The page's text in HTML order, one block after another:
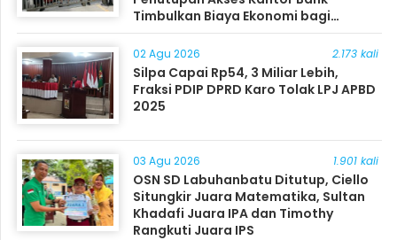
Timbulkan Biaya Ekonomi bagi
Masyarakat
02 Agu 2026 2.173 kali
Silpa Capai Rp54, 3 Miliar Lebih,
Fraksi PDIP DPRD Karo Tolak LPJ APBD
2025
03 Agu 2026 1.901 kali
OSN SD Labuhanbatu Ditutup, Ciello
Situngkir Juara Matematika, Sultan
Khadafi Juara IPA dan Timothy
Rangkuti Juara IPS